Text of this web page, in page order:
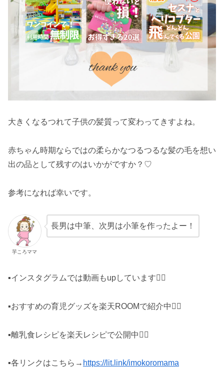
大きくなるつれて子供の髪質って変わってきすよね。
赤ちゃん時期ならではの柔らかなつるつるな髪の毛を想い
出の品として残すのはいかがですか？♡
参考になれば幸いです。
芋ころママ
長男は中筆、次男は小筆を作ったよー！
▪インスタグラムでは動画もupしています♡⃛
▪おすすめの育児グッズを楽天ROOMで紹介中♡⃛
▪離乳食レシピを楽天レシピで公開中♡⃛
▪各リンクはこちら→ https://lit.link/imokoromama